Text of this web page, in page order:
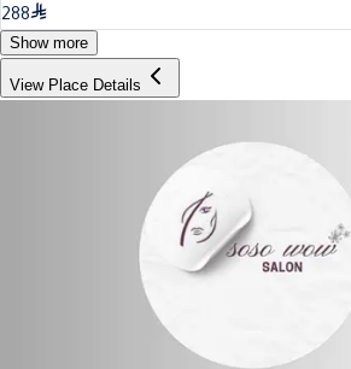
288
Show more
View Place Details